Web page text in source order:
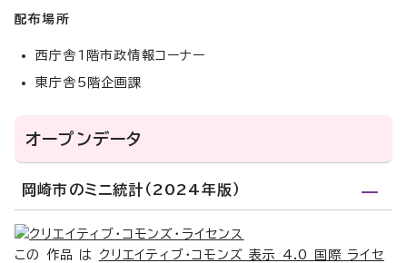
配布場所
西庁舎1階市政情報コーナー
東庁舎5階企画課
オープンデータ
岡崎市のミニ統計（2024年版）
この 作品 は クリエイティブ・コモンズ 表示 4.0 国際 ライセ